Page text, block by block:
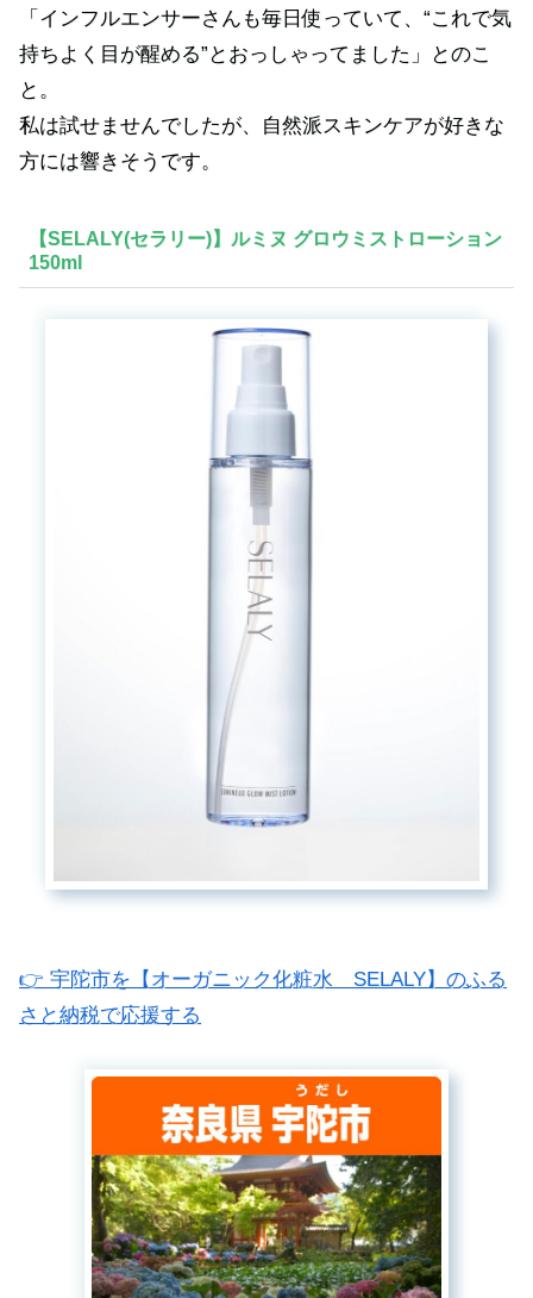
「インフルエンサーさんも毎日使っていて、“これで気
持ちよく目が醒める”とおっしゃってました」とのこ
と。
私は試せませんでしたが、自然派スキンケアが好きな
方には響きそうです。
【SELALY(セラリー)】ルミヌ グロウミストローション
150ml
👉 宇陀市を【オーガニック化粧水 SELALY】のふる
さと納税で応援する